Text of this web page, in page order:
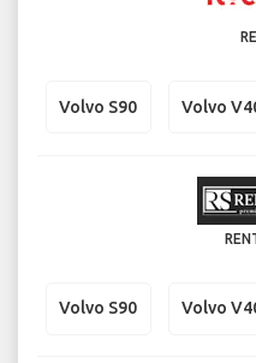
Volvo S90 Volvo
Volvo S90 Volvo